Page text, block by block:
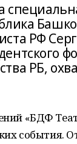
РФ
РБ,
«БДФ
события.